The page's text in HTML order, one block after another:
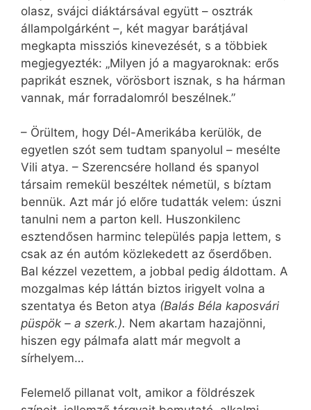
olasz, svájci diáktársával együtt – osztrák
állampolgárként –, két magyar barátjával
megkapta missziós kinevezését, s a többiek
megjegyezték: „Milyen jó a magyaroknak: erős
paprikát esznek, vörösbort isznak, s ha hárman
vannak, már forradalomról beszélnek.”
– Örültem, hogy Dél-Amerikába kerülök, de
egyetlen szót sem tudtam spanyolul – mesélte
Vili atya. – Szerencsére holland és spanyol
társaim remekül beszéltek németül, s bíztam
bennük. Azt már jó előre tudatták velem: úszni
tanulni nem a parton kell. Huszonkilenc
esztendősen harminc település papja lettem, s
csak az én autóm közlekedett az őserdőben.
Bal kézzel vezettem, a jobbal pedig áldottam. A
mozgalmas kép láttán biztos irigyelt volna a
szentatya és Beton atya (Balás Béla kaposvári
püspök – a szerk.). Nem akartam hazajönni,
hiszen egy pálmafa alatt már megvolt a
sírhelyem…
Felemelő pillanat volt, amikor a földrészek